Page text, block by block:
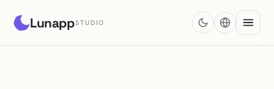
LunappSTUDIO